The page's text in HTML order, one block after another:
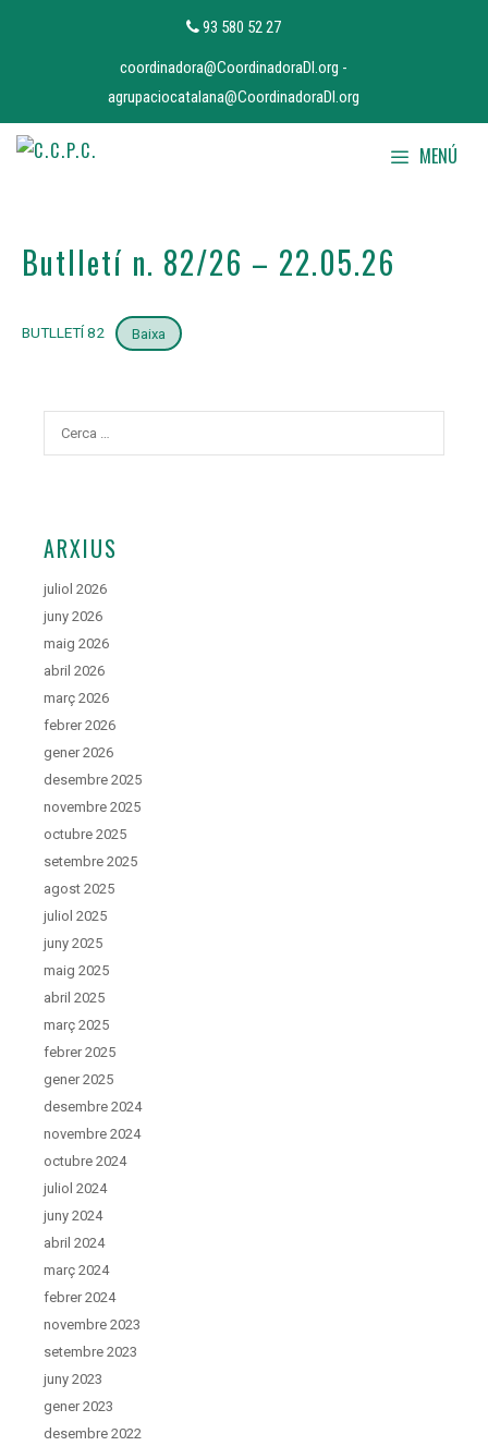
93 580 52 27
coordinadora@CoordinadoraDI.org -
agrupaciocatalana@CoordinadoraDI.org
MENÚ
Butlletí n. 82/26 – 22.05.26
BUTLLETÍ 82 Baixa
ARXIUS
juliol 2026
juny 2026
maig 2026
abril 2026
març 2026
febrer 2026
gener 2026
desembre 2025
novembre 2025
octubre 2025
setembre 2025
agost 2025
juliol 2025
juny 2025
maig 2025
abril 2025
març 2025
febrer 2025
gener 2025
desembre 2024
novembre 2024
octubre 2024
juliol 2024
juny 2024
abril 2024
març 2024
febrer 2024
novembre 2023
setembre 2023
juny 2023
gener 2023
desembre 2022